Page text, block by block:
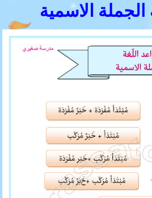
الجملة الاسمية